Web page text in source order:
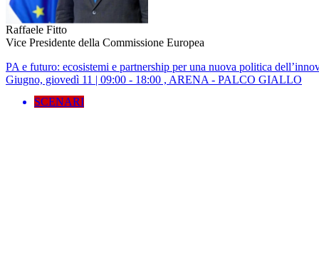
Raffaele Fitto
Vice Presidente della Commissione Europea
PA e futuro: ecosistemi e partnership per una nuova politica
Giugno, giovedì 11 | 09:00 - 18:00 , ARENA - PALCO GIALLO
SCENARI